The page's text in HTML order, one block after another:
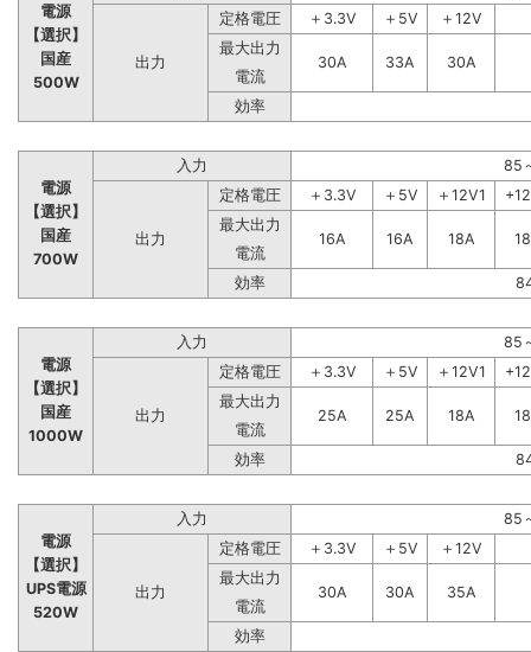
電源
【選択】
国産
500W
出力
定格電圧 ＋3.3V ＋5V
＋12V
最大出力
30A
33A
30A
電流
効率
電源
【選択】
国産
700W
入力 85
出力
定格電圧 ＋3.3V ＋5V ＋12V1
最大出力
16A
16A 18A
電流
効率
電源
【選択】
国産
1000W
入力 85
出力
定格電圧 ＋3.3V ＋5V ＋12V1
最大出力
25A
25A 18A
電流
効率
電源
【選択】
UPS電源
520W
入力 85
出力
定格電圧 ＋3.3V ＋5V
＋12V
最大出力
30A
30A
35A
電流
効率